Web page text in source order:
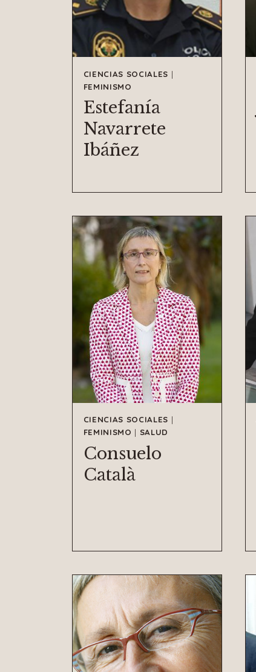
CIENCIAS SOCIALES |
FEMINISMO
Estefanía
Navarrete
Ibáñez
CIENCIAS SOCIALES |
FEMINISMO | SALUD
Consuelo
Català